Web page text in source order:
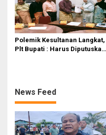
Polemik Kesultanan Langkat,
Plt Bupati : Harus Diputuskan
News Feed